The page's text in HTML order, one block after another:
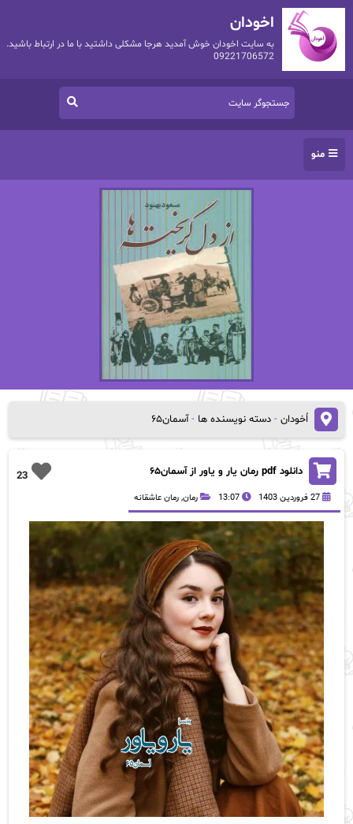
اخودان
به سایت اخودان خوش آمدید هرجا مشکلی داشتید با ما در ارتباط باشید.
09221706572
منو
اُخودان- دسته نویسنده ها -آسمان۶۵
23 دانلود pdf رمان یار و یاور از آسمان۶۵
27 فروردین 1403 13:07 رمان, رمان عاشقانه